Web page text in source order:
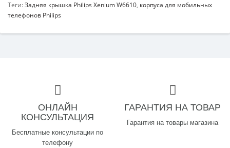
Теги:Задняя крышка Philips Xenium W6610, корпуса для мобильных
телефонов Philips
ОНЛАЙН
КОНСУЛЬТАЦИЯ
Бесплатные консультации по
телефону
ГАРАНТИЯ НА ТОВАР
Гарантия на товары магазина